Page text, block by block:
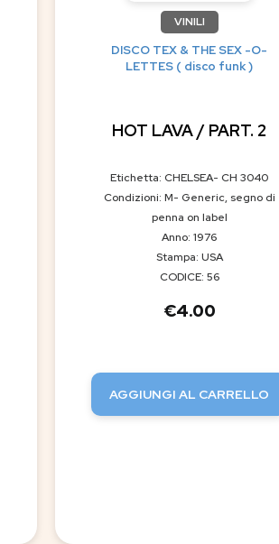
VINILI
DISCO TEX & THE SEX -O-
LETTES ( disco funk )
HOT LAVA / PART. 2
Etichetta: CHELSEA- CH 3040
Condizioni: M- Generic, segno di
penna on label
Anno: 1976
Stampa: USA
CODICE: 56
€4.00
AGGIUNGI AL CARRELLO